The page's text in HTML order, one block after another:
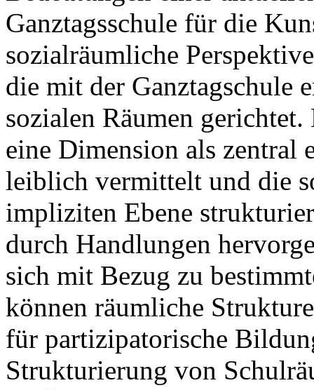
Ganztagsschule für die
sozialräumliche
die mit der Ganztagschule
sozialen Räumen
eine Dimension als zentral
leiblich vermittelt und die
impliziten Ebene
durch Handlungen
sich mit Bezug zu
können räumliche
für partizipatorische
Strukturierung von